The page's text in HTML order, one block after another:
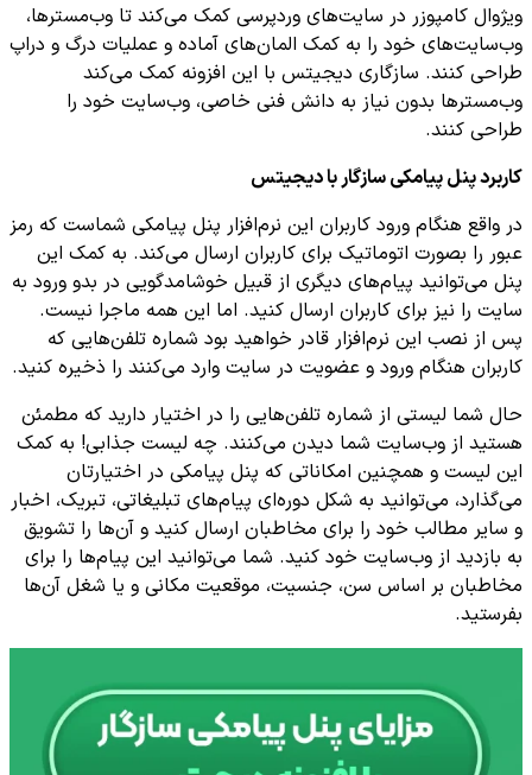
ویژوال کامپوزر در سایت‌های وردپرسی کمک می‌کند تا وب‌مسترها،
وب‌سایت‌های خود را به کمک المان‌های آماده و عملیات درگ و دراپ
طراحی کنند. سازگاری دیجیتس با این افزونه کمک می‌کند
وب‌مسترها بدون نیاز به دانش فنی خاصی، وب‌سایت خود را
طراحی کنند.
کاربرد پنل پیامکی سازگار با دیجیتس
در واقع هنگام ورود کاربران این نرم‌افزار پنل پیامکی شماست که رمز
عبور را بصورت اتوماتیک برای کاربران ارسال می‌کند. به کمک این
پنل می‌توانید پیام‌های دیگری از قبیل خوشامدگویی در بدو ورود به
سایت را نیز برای کاربران ارسال کنید. اما این همه ماجرا نیست.
پس از نصب این نرم‌افزار قادر خواهید بود شماره تلفن‌هایی که
کاربران هنگام ورود و عضویت در سایت وارد می‌کنند را ذخیره کنید.
حال شما لیستی از شماره‌ تلفن‌هایی را در اختیار دارید که مطمئن
هستید از وب‌سایت شما دیدن می‌کنند. چه لیست جذابی! به کمک
این لیست و همچنین امکاناتی که پنل پیامکی در اختیارتان
می‌گذارد، می‌توانید به شکل دوره‌ای پیام‌های تبلیغاتی، تبریک، اخبار
و سایر مطالب خود را برای مخاطبان ارسال کنید و آن‌ها را تشویق
به بازدید از وب‌سایت خود کنید. شما می‌توانید این پیام‌ها را برای
مخاطبان بر اساس سن، جنسیت، موقعیت مکانی و یا شغل آن‌ها
بفرستید.